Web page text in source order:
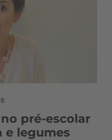
no pré-escolar
e legumes